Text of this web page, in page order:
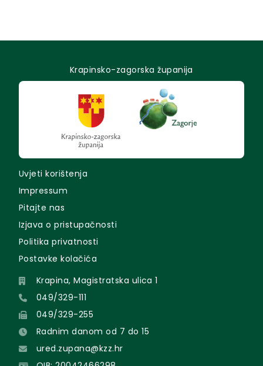
Krapinsko-zagorska županija
Uvjeti korištenja
Impressum
Pitajte nas
Izjava o pristupačnosti
Politika privatnosti
Postavke kolačića
Krapina, Magistratska ulica 1
049/329-111
049/329-255
Radnim danom od 7 do 15
ured.zupana@kzz.hr